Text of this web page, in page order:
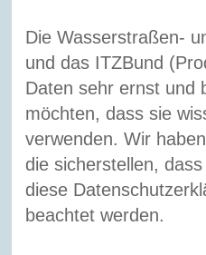
Die Wasserstraßen-
und das ITZBund
Daten sehr ernst und
möchten, dass sie
verwenden. Wir
die sicherstellen,
diese
beachtet werden.